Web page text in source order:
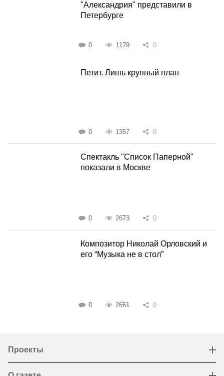
"Александрия" представили в
Петербурге
0 1179 0
Петит. Лишь крупный план
0 1357 0
Спектакль "Список Паперной"
показали в Москве
0 2673 0
Композитор Николай Орловский и
его “Музыка не в стол”
0 2661 0
Проекты